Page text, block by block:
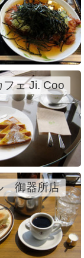
フェ Ji. Coo
御器所店